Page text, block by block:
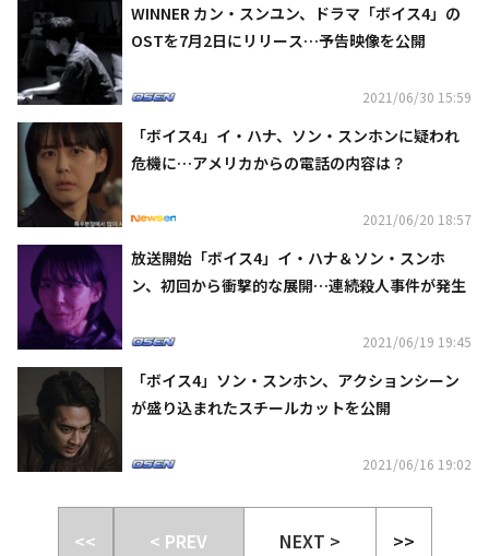
WINNER カン・スンユン、ドラマ「ボイス4」の
OSTを7月2日にリリース…予告映像を公開
2021/06/30 15:59
「ボイス4」イ・ハナ、ソン・スンホンに疑われ
危機に…アメリカからの電話の内容は？
2021/06/20 18:57
放送開始「ボイス4」イ・ハナ＆ソン・スンホ
ン、初回から衝撃的な展開…連続殺人事件が発生
2021/06/19 19:45
「ボイス4」ソン・スンホン、アクションシーン
が盛り込まれたスチールカットを公開
2021/06/16 19:02
<< < PREV NEXT > >>